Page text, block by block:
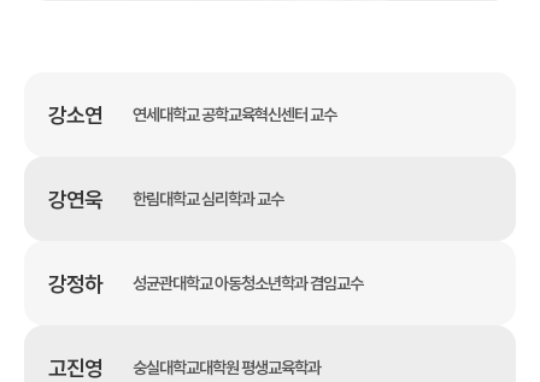
강소연 연세대학교 공학교육혁신센터 교수
강연욱 한림대학교 심리학과 교수
강정하 성균관대학교 아동청소년학과 겸임교수
고진영 숭실대학교대학원 평생교육학과